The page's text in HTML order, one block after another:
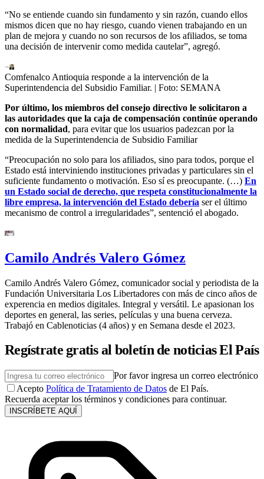
“No se entiende cuando sin fundamento y sin razón, cuando ellos
mismos dicen que no hay riesgo, cuando vienen trabajando en un
plan de mejora y cuando no son recursos de los afiliados, se toma
una decisión de intervenir como medida cautelar”, agregó.
Comfenalco Antioquia responde a la intervención de la
Superintendencia del Subsidio Familiar. | Foto: SEMANA
Por último, los miembros del consejo directivo le solicitaron a
las autoridades que la caja de compensación continúe operando
con normalidad, para evitar que los usuarios padezcan por la
medida de la Superintendencia de Subsidio Familiar
“Preocupación no solo para los afiliados, sino para todos, porque el
Estado está interviniendo instituciones privadas y particulares sin el
suficiente fundamento o motivación. Eso sí es preocupante. (…) En
un Estado social de derecho, que respeta constitucionalmente la
libre empresa, la intervención del Estado debería ser el último
mecanismo de control a irregularidades”, sentenció el abogado.
Camilo Andrés Valero Gómez
Camilo Andrés Valero Gómez, comunicador social y periodista de la
Fundación Universitaria Los Libertadores con más de cinco años de
experencia en medios digitales. Integral y versátil. Le apasionan los
deportes en general, las series, películas y una buena cerveza.
Trabajó en Cablenoticias (4 años) y en Semana desde el 2023.
Regístrate gratis al boletín de noticias El País
Por favor ingresa un correo electrónico
Acepto Política de Tratamiento de Datos de El País.
Recuerda aceptar los términos y condiciones para continuar.
INSCRÍBETE AQUÍ